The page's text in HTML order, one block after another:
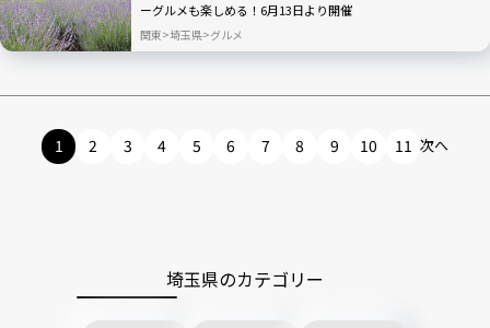
ーグルメも楽しめる！6月13日より開催
関東 埼玉県 グルメ
1 2 3 4 5 6 7 8 9 10 11 次へ
埼玉県のカテゴリー